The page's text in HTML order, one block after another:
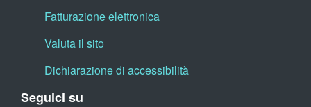
Fatturazione elettronica
Valuta il sito
Dichiarazione di accessibilità
Seguici su